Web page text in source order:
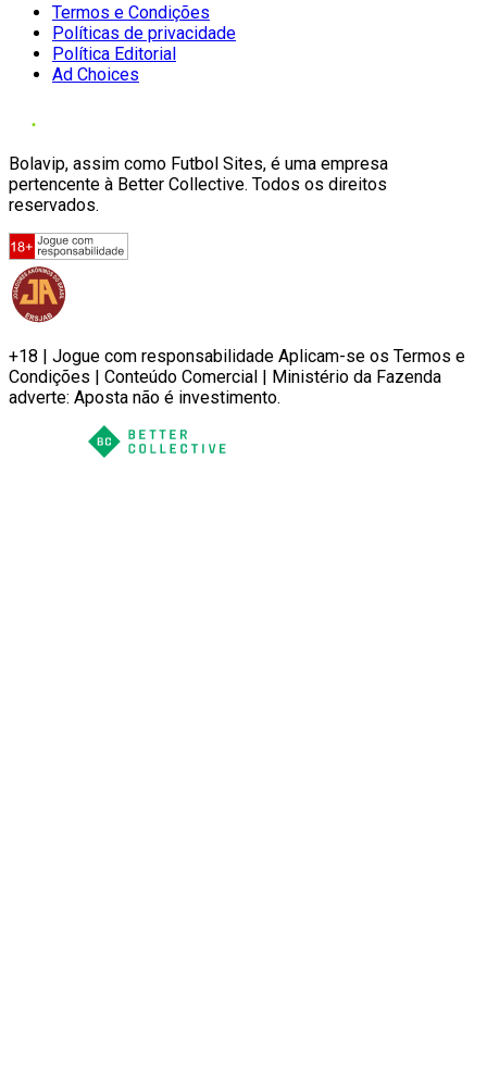
Termos e Condições
Políticas de privacidade
Política Editorial
Ad Choices
Bolavip, assim como Futbol Sites, é uma empresa
pertencente à Better Collective. Todos os direitos
reservados.
+18 | Jogue com responsabilidade Aplicam-se os Termos e
Condições | Conteúdo Comercial | Ministério da Fazenda
adverte: Aposta não é investimento.